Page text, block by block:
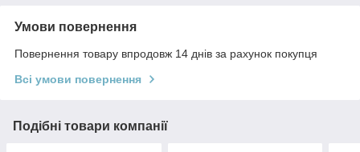
Умови повернення
Повернення товару впродовж 14 днів за рахунок покупця
Всі умови повернення
Подібні товари компанії